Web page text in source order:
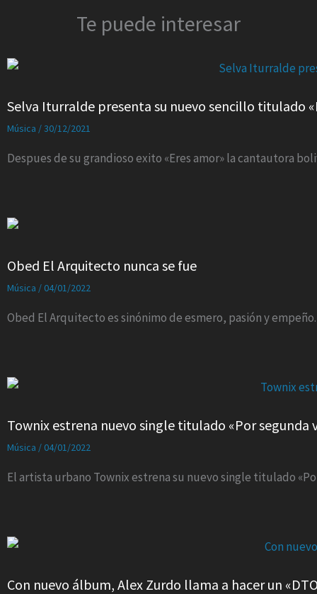
Te puede interesar
Selva Iturralde presenta su nuevo sencillo titulado
Música /30/12/2021
Despues de su grandioso exito «Eres amor» la cantautora
Obed El Arquitecto nunca se fue
Música / 04/01/2022
Obed El Arquitecto es sinónimo de esmero, pasión y
Townix estrena nuevo single titulado «Por segunda
Música / 04/01/2022
El artista urbano Townix estrena su nuevo single titulado
Con nuevo álbum, Alex Zurdo llama a hacer un